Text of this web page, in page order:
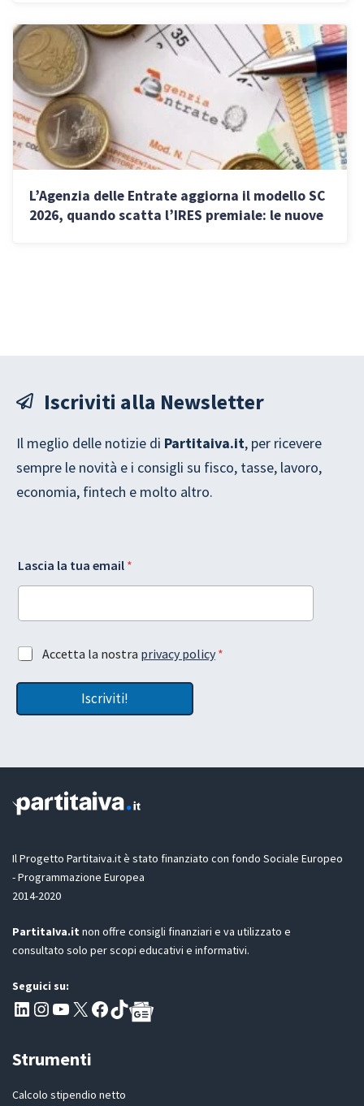
L’Agenzia delle Entrate aggiorna il modello SC
2026, quando scatta l’IRES premiale: le nuove
Iscriviti alla Newsletter
Il meglio delle notizie di Partitaiva.it, per ricevere
sempre le novità e i consigli su fisco, tasse, lavoro,
economia, fintech e molto altro.
D
P
c
e
n
t
u
u
a
c
i
t
a
Lascia la tua email *
A
c
t
n
D
P
R
*
Accetta la nostra privacy policy *
Iscriviti!
Il Progetto Partitaiva.it è stato finanziato con fondo Sociale Europeo
- Programmazione Europea
2014-2020
PartitaIva.it non offre consigli finanziari e va utilizzato e
consultato solo per scopi educativi e informativi.
Seguici su:
Pagina LinkedIn PartitaIva
Instagram
Canale YouTube Evoluzione - Partitaiva.it
X Segui PartitaIva su Facebook
TikTok
Strumenti
Calcolo stipendio netto